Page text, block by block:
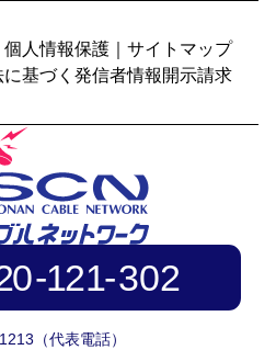
（代表電話）
個人情報保護
サイトマップ
基づく発信者情報開示請求